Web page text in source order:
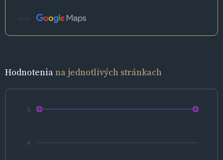
Zdroj:
Hodnoteniana jednotlivých stránkach
4
5